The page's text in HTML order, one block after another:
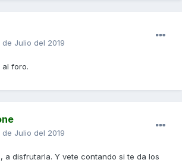
de Julio del 2019
al foro.
de Julio del 2019
a disfrutarla. Y vete contando si te da los